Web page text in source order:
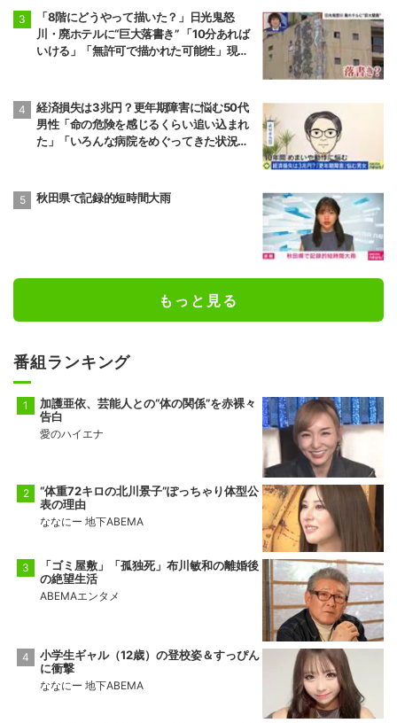
「8階にどうやって描いた？」日光鬼怒
川・廃ホテルに“巨大落書き” 「10分あれば
いける」「無許可で描かれた可能性」現役
経済損失は3兆円？更年期障害に悩む50代
男性「命の危険を感じるくらい追い込まれ
た」「いろんな病院をめぐってきた状況が1
秋田県で記録的短時間大雨
もっと見る
番組ランキング
加護亜依、芸能人との“体の関係”を赤裸々
告白
愛のハイエナ
“体重72キロの北川景子”ぽっちゃり体型公
表の理由
ななにー 地下ABEMA
「ゴミ屋敷」「孤独死」布川敏和の離婚後
の絶望生活
ABEMAエンタメ
小学生ギャル（12歳）の登校姿＆すっぴん
に衝撃
ななにー 地下ABEMA